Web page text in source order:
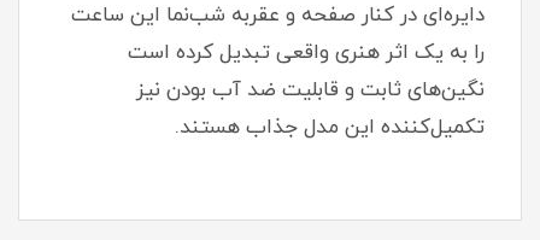
دایره‌ای در کنار صفحه و عقربه شب‌نما این ساعت
را به یک اثر هنری واقعی تبدیل کرده است
نگین‌های ثابت و قابلیت ضد آب بودن نیز
تکمیل‌کننده این مدل جذاب هستند.